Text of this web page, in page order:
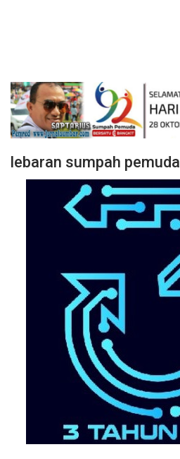
lebaran sumpah pemuda